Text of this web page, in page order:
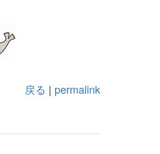
戻る | permalink